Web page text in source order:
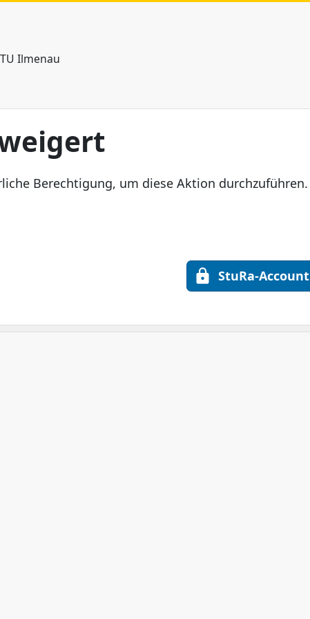
Ilmenau
Berechtigung, um diese Aktion durchzuführen.
StuRa-Account